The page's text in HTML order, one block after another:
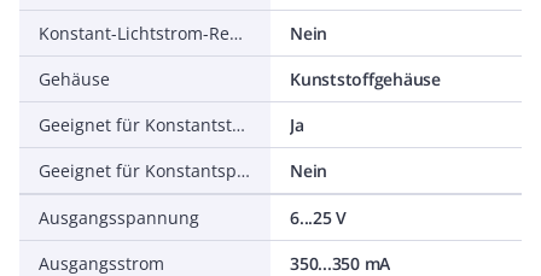
Konstant-Lichtstrom-Regelung
Nein
Gehäuse
Kunststoffgehäuse
Geeignet für Konstantstrom
Ja
Geeignet für Konstantspannung
Nein
Ausgangsspannung
6...25 V
Ausgangsstrom
350...350 mA